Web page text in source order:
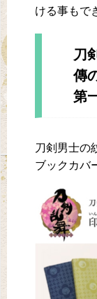
ける事もで
刀
傳
第
刀剣男士の
ブックカバ